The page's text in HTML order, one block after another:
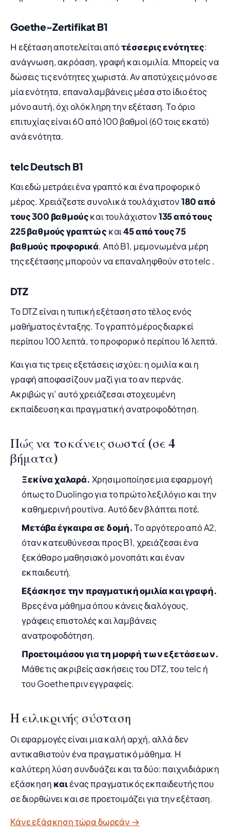
Goethe-Zertifikat B1
Η εξέταση αποτελείται απότέσσερις ενότητες:
ανάγνωση, ακρόαση, γραφή και ομιλία. Μπορείς να
δώσεις τις ενότητες χωριστά. Αν αποτύχεις μόνο σε
μία ενότητα, επαναλαμβάνεις μέσα στο ίδιο έτος
μόνο αυτή, όχι ολόκληρη την εξέταση. Το όριο
επιτυχίας είναι 60 από 100 βαθμοί (60 τοις εκατό)
ανά ενότητα.
telc Deutsch B1
Και εδώ μετράει ένα γραπτό και ένα προφορικό
μέρος. Χρειάζεστε συνολικά τουλάχιστον180 από
τους 300 βαθμούςκαι τουλάχιστον135 από τους
225 βαθμούς γραπτώς και45 από τους 75
βαθμούς προφορικά. Από B1, μεμονωμένα μέρη
της εξέτασης μπορούν να επαναληφθούν στο telc .
DTZ
Το DTZ είναι η τυπική εξέταση στο τέλος ενός
μαθήματος ένταξης. Το γραπτό μέρος διαρκεί
περίπου 100 λεπτά, το προφορικό περίπου 16 λεπτά.
Και για τις τρεις εξετάσεις ισχύει: η ομιλία και η
γραφή αποφασίζουν μαζί για το αν περνάς.
Ακριβώς γι’ αυτό χρειάζεσαι στοχευμένη
εκπαίδευση και πραγματική ανατροφοδότηση.
Πώς να το κάνεις σωστά (σε 4
βήματα)
Ξεκίνα χαλαρά. Χρησιμοποίησε μια εφαρμογή
όπως το Duolingo για το πρώτο λεξιλόγιο και την
καθημερινή ρουτίνα. Αυτό δεν βλάπτει ποτέ.
Μετάβα έγκαιρα σε δομή.Το αργότερο από A2,
όταν κατευθύνεσαι προς B1, χρειάζεσαι ένα
ξεκάθαρο μαθησιακό μονοπάτι και έναν
εκπαιδευτή.
Εξάσκησε την πραγματική ομιλία και γραφή.
Βρες ένα μάθημα όπου κάνεις διαλόγους,
γράφεις επιστολές και λαμβάνεις
ανατροφοδότηση.
Προετοιμάσου για τη μορφή των εξετάσεων.
Μάθε τις ακριβείς ασκήσεις του DTZ, του telc ή
του Goethe πριν εγγραφείς.
Η ειλικρινής σύσταση
Οι εφαρμογές είναι μια καλή αρχή, αλλά δεν
αντικαθιστούν ένα πραγματικό μάθημα. Η
καλύτερη λύση συνδυάζει και τα δύο: παιχνιδιάρικη
εξάσκηση καιένας πραγματικός εκπαιδευτής που
σε διορθώνει και σε προετοιμάζει για την εξέταση.
Κάνε εξάσκηση τώρα δωρεάν →